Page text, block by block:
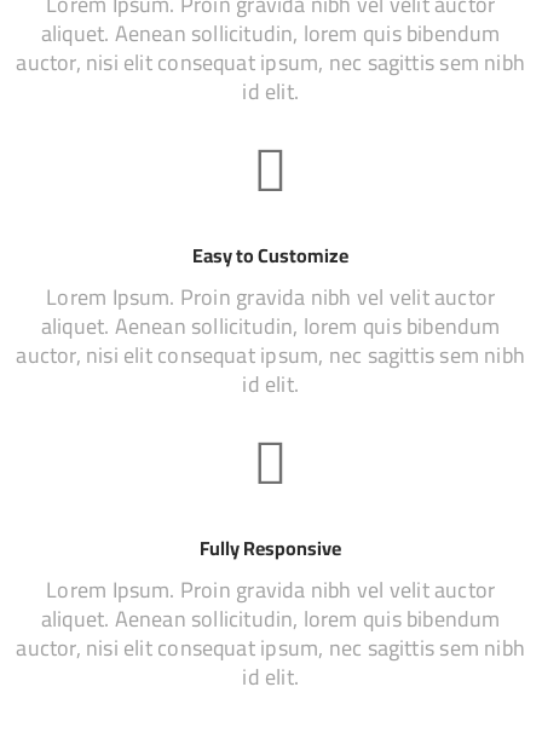
aliquet. Aenean sollicitudin, lorem quis bibendum
auctor, nisi elit consequat ipsum, nec sagittis sem nibh
id elit.
Easy to Customize
Lorem Ipsum. Proin gravida nibh vel velit auctor
aliquet. Aenean sollicitudin, lorem quis bibendum
auctor, nisi elit consequat ipsum, nec sagittis sem nibh
id elit.
Fully Responsive
Lorem Ipsum. Proin gravida nibh vel velit auctor
aliquet. Aenean sollicitudin, lorem quis bibendum
auctor, nisi elit consequat ipsum, nec sagittis sem nibh
id elit.